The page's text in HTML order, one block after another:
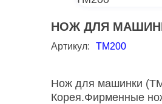
НОЖ ДЛЯ
Артикул: TM200
Нож для машинки
Корея.Фирменные